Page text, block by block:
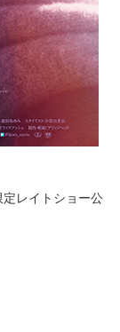
レイトショー公